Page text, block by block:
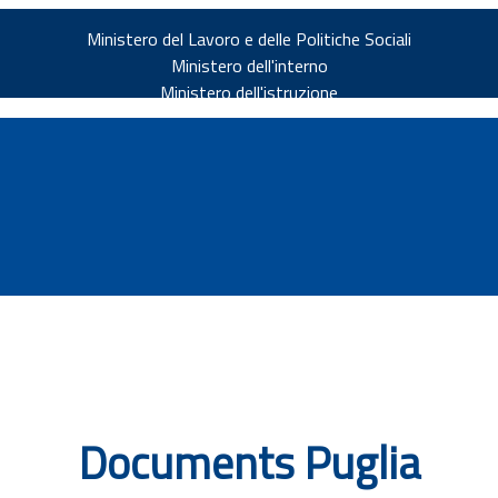
Ministero del Lavoro e delle Politiche Sociali
Ministero dell'interno
Ministero dell'istruzione
Documents Puglia